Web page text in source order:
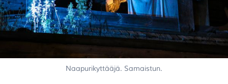
Naapurikyttääjä. Samaistun.